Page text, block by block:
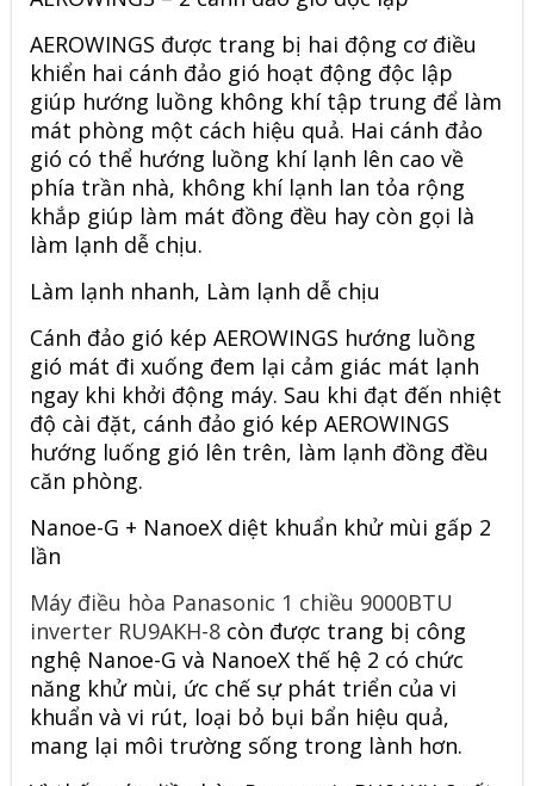
AEROWINGS được trang bị hai động cơ điều
khiển hai cánh đảo gió hoạt động độc lập
giúp hướng luồng không khí tập trung để làm
mát phòng một cách hiệu quả. Hai cánh đảo
gió có thể hướng luồng khí lạnh lên cao về
phía trần nhà, không khí lạnh lan tỏa rộng
khắp giúp làm mát đồng đều hay còn gọi là
làm lạnh dễ chịu.
Làm lạnh nhanh, Làm lạnh dễ chịu
Cánh đảo gió kép AEROWINGS hướng luồng
gió mát đi xuống đem lại cảm giác mát lạnh
ngay khi khởi động máy. Sau khi đạt đến nhiệt
độ cài đặt, cánh đảo gió kép AEROWINGS
hướng luống gió lên trên, làm lạnh đồng đều
căn phòng.
Nanoe-G + NanoeX diệt khuẩn khử mùi gấp 2
lần
Máy điều hòa Panasonic 1 chiều 9000BTU
inverter RU9AKH-8 còn được trang bị công
nghệ Nanoe-G và NanoeX thế hệ 2 có chức
năng khử mùi, ức chế sự phát triển của vi
khuẩn và vi rút, loại bỏ bụi bẩn hiệu quả,
mang lại môi trường sống trong lành hơn.